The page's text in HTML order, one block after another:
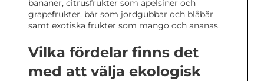
bananer, citrusfrukter som apelsiner och
grapefrukter, bär som jordgubbar och blåbär
samt exotiska frukter som mango och ananas.
Vilka fördelar finns det
med att välja ekologisk